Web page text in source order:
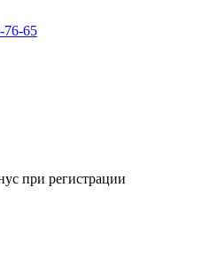
76-65
при регистрации